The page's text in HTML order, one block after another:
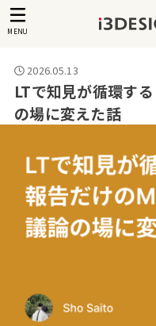
MENU
2026.05.13
LTで知見が循環す
の場に変えた話